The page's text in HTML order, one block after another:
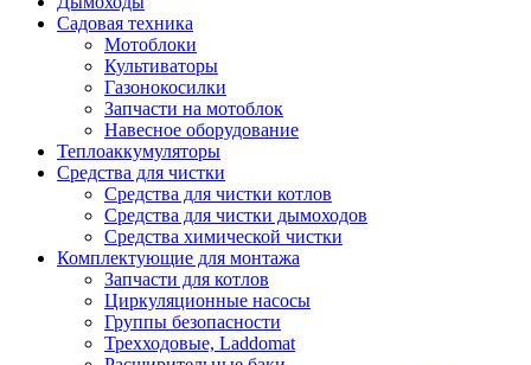
Садовая техника
Мотоблоки
Культиваторы
Газонокосилки
Запчасти на мотоблок
Навесное оборудование
Теплоаккумуляторы
Средства для чистки
Средства для чистки котлов
Средства для чистки дымоходов
Средства химической чистки
Комплектующие для монтажа
Запчасти для котлов
Циркуляционные насосы
Группы безопасности
Трехходовые, Laddomat